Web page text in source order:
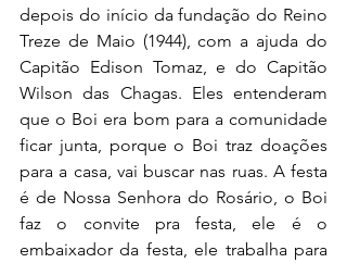
depois do início da fundação do Reino
Treze de Maio (1944), com a ajuda do
Capitão Edison Tomaz, e do Capitão
Wilson das Chagas. Eles entenderam
que o Boi era bom para a comunidade
ficar junta, porque o Boi traz doações
para a casa, vai buscar nas ruas. A festa
é de Nossa Senhora do Rosário, o Boi
faz o convite pra festa, ele é o
embaixador da festa, ele trabalha para